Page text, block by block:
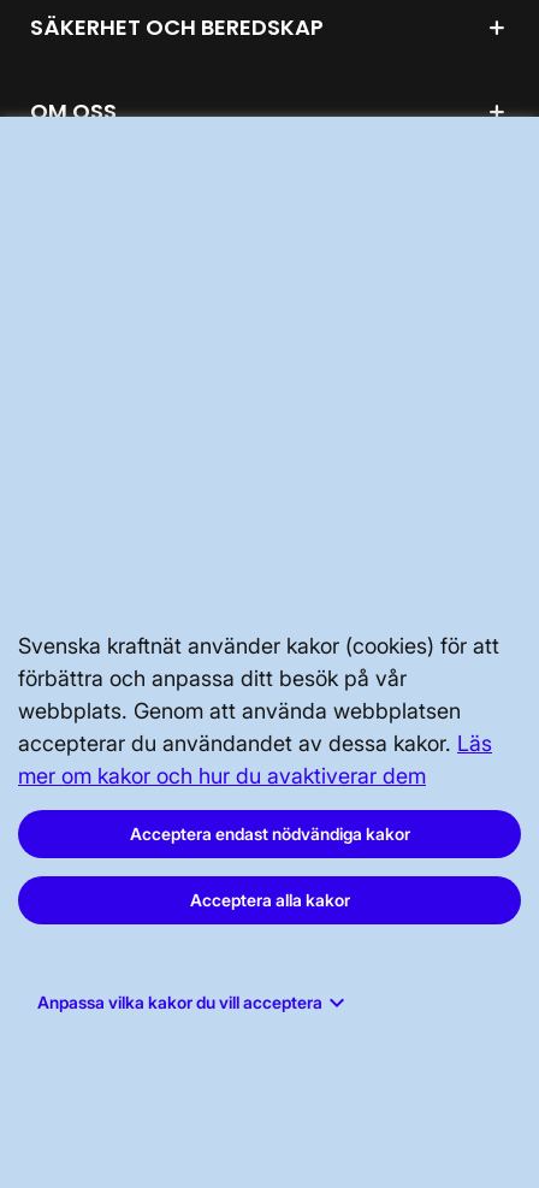
Svenska kraftnät använder kakor (cookies) för att
förbättra och anpassa ditt besök på vår
webbplats. Genom att använda webbplatsen
accepterar du användandet av dessa kakor. Läs
mer om kakor och hur du avaktiverar dem
Acceptera endast nödvändiga kakor
Acceptera alla kakor
Anpassa vilka kakor du vill acceptera keyboard_arrow_down
SÄKERHET OCH BEREDSKAP
OM OSS
Kontakta oss
Press och nyheter
Prenumerera
Tillgänglighetsredogörelse